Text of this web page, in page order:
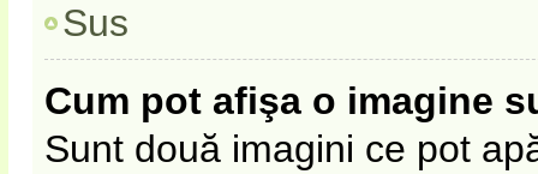
Sus
Cum pot afişa o imagine
Sunt două imagini ce pot